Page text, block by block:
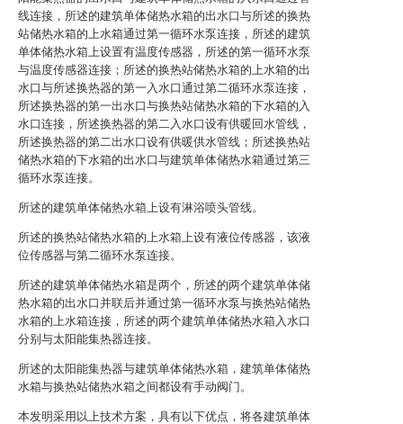
线连接，所述的建筑单体储热水箱的出水口与所述的换热
站储热水箱的上水箱通过第一循环水泵连接，所述的建筑
单体储热水箱上设置有温度传感器，所述的第一循环水泵
与温度传感器连接；所述的换热站储热水箱的上水箱的出
水口与所述换热器的第一入水口通过第二循环水泵连接，
所述换热器的第一出水口与换热站储热水箱的下水箱的入
水口连接，所述换热器的第二入水口设有供暖回水管线，
所述换热器的第二出水口设有供暖供水管线；所述换热站
储热水箱的下水箱的出水口与建筑单体储热水箱通过第三
循环水泵连接。
所述的建筑单体储热水箱上设有淋浴喷头管线。
所述的换热站储热水箱的上水箱上设有液位传感器，该液
位传感器与第二循环水泵连接。
所述的建筑单体储热水箱是两个，所述的两个建筑单体储
热水箱的出水口并联后并通过第一循环水泵与换热站储热
水箱的上水箱连接，所述的两个建筑单体储热水箱入水口
分别与太阳能集热器连接。
所述的太阳能集热器与建筑单体储热水箱，建筑单体储热
水箱与换热站储热水箱之间都设有手动阀门。
本发明采用以上技术方案，具有以下优点，将各建筑单体